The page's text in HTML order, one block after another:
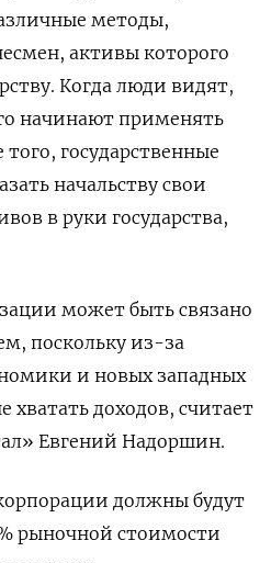
методы,
активы которого
Когда люди видят,
начинают применять
государственные
начальству свои
в руки государства,
может быть связано
поскольку из-за
и новых западных
хватать доходов, считает
Евгений Надоршин.
должны будут
рыночной стоимости